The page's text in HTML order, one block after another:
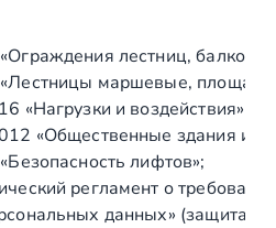
лестниц,
маршевые,
«Нагрузки и воздействия»
«Общественные здания и
лифтов»;
регламент о
данных» (защита